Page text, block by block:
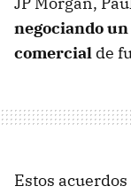
negociando
comercial de
Estos